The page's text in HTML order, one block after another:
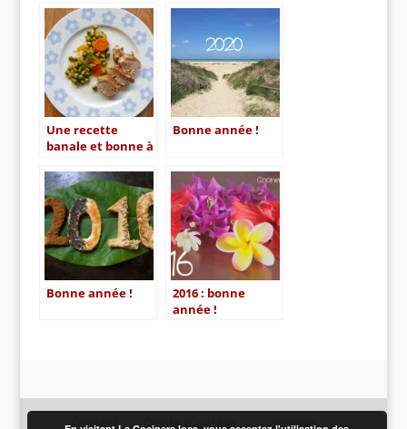
Une recette
banale et bonne à
mignon, petits
pois – carottes !
Bonne année !
Bonne année !
2016 : bonne
année !
Contact Droits d’auteur A propos